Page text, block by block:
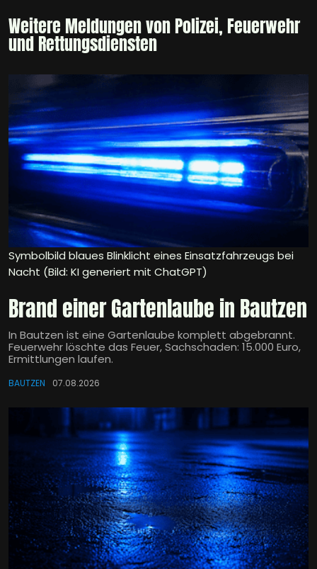
Weitere Meldungen von Polizei, Feuerwehr
und Rettungsdiensten
Symbolbild blaues Blinklicht eines Einsatzfahrzeugs bei
Nacht (Bild: KI generiert mit ChatGPT)
Brand einer Gartenlaube in Bautzen
In Bautzen ist eine Gartenlaube komplett abgebrannt.
Feuerwehr löschte das Feuer, Sachschaden: 15.000 Euro,
Ermittlungen laufen.
BAUTZEN 07.08.2026